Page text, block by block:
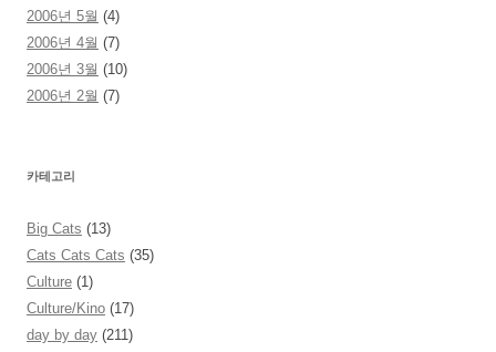
2006년 5월 (4)
2006년 4월 (7)
2006년 3월 (10)
2006년 2월 (7)
카테고리
Big Cats (13)
Cats Cats Cats (35)
Culture (1)
Culture/Kino (17)
day by day (211)